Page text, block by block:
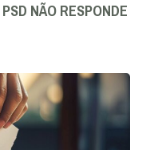
NÃO RESPONDE